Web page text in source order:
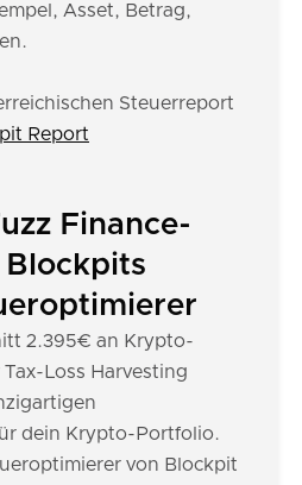
Asset, Betrag,
Steuerreport
Report
Finance-
2.395€ an Krypto-
Loss Harvesting
dein Krypto-Portfolio.
von Blockpit